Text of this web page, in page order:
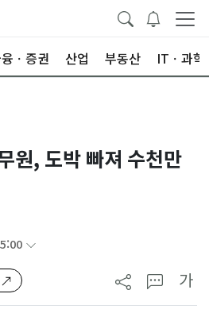
ㆍ증권 산업 부동산 ITㆍ과학
원, 도박 빠져 수천만
가